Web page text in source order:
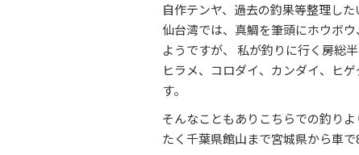
自作テンヤ、過去の釣果等整理した
仙台湾では、真鯛を筆頭にホウボ
ようですが、 私が釣りに行く房総
ヒラメ、コロダイ、カンダイ、ヒ
す。
そんなこともありこちらでの釣り
たく千葉県館山まで宮城県から車